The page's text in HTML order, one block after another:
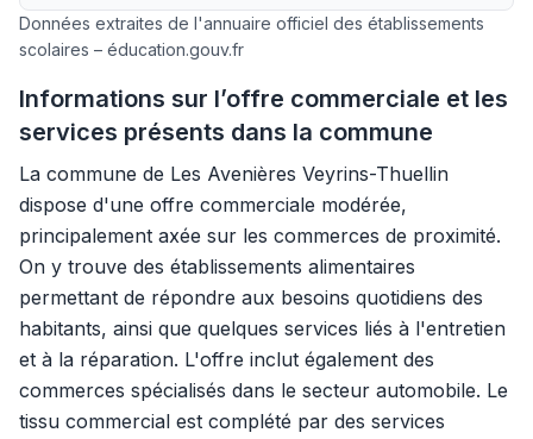
Données extraites de l'annuaire officiel des établissements
scolaires – éducation.gouv.fr
Informations sur l’offre commerciale et les
services présents dans la commune
La commune de Les Avenières Veyrins-Thuellin
dispose d'une offre commerciale modérée,
principalement axée sur les commerces de proximité.
On y trouve des établissements alimentaires
permettant de répondre aux besoins quotidiens des
habitants, ainsi que quelques services liés à l'entretien
et à la réparation. L'offre inclut également des
commerces spécialisés dans le secteur automobile. Le
tissu commercial est complété par des services